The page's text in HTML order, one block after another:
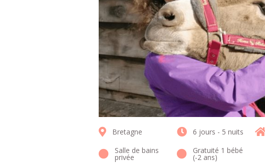
Bretagne 6 jours - 5 nuits
Salle de bains
privée
Gratuité 1 bébé
(-2 ans)